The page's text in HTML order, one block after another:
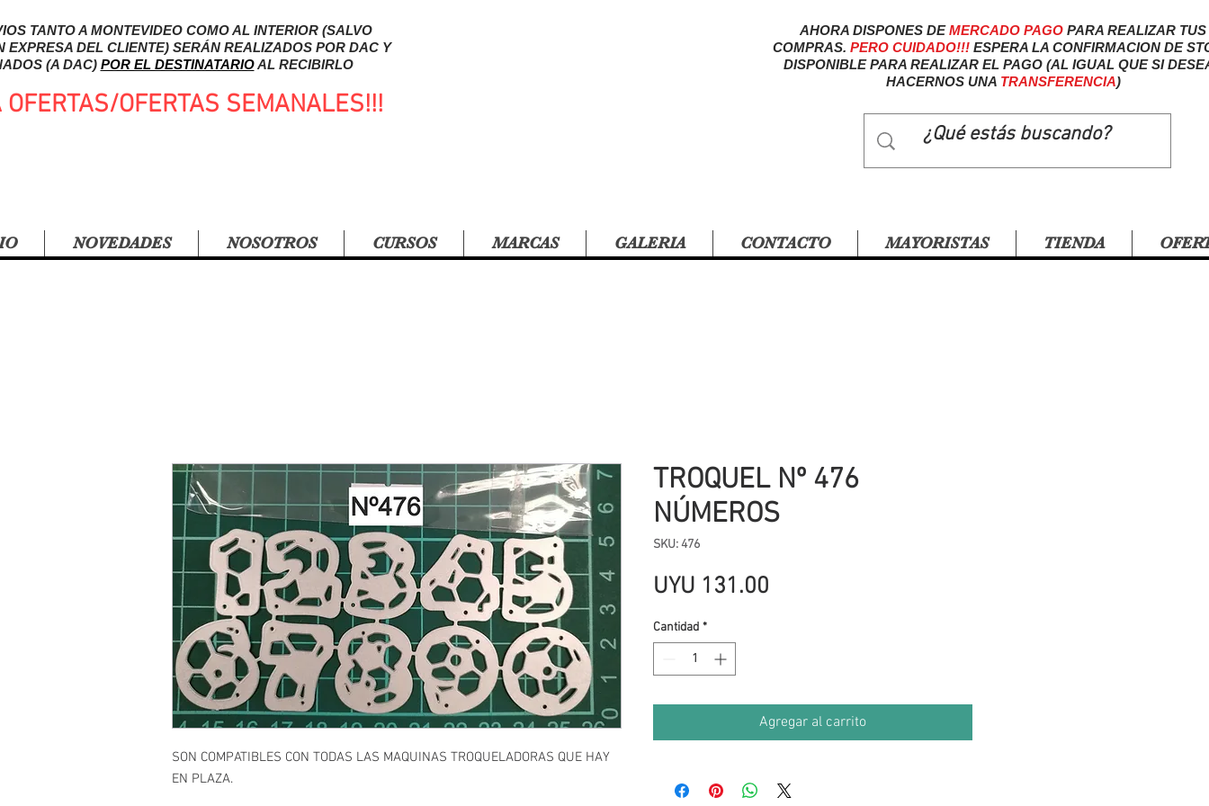
TANTO A MONTEVIDEO COMO AL INTERIOR (SALVO
EXPRESA DEL CLIENTE) SERÁN REALIZADOS POR DAC Y
(A DAC) POR EL DESTINATARIOAL RECIBIRLO
OFERTAS/OFERTAS SEMANALES!!!
AHORA DISPONES DEMERCADO PAGO PARA REALIZAR TUS
COMPRAS. PERO CUIDADO!!!ESPERA LA CONFIRMACION DE
DISPONIBLE PARA REALIZAR EL PAGO (AL IGUAL QUE SI
HACERNOS UNA TRANSFERENCIA)
NOVEDADES NOSOTROS CURSOS MARCAS GALERIA CONTACTO MAYORISTAS TIENDA
SON COMPATIBLES CON TODAS LAS MAQUINAS TROQUELADORAS QUE HAY
EN PLAZA.
TROQUEL Nº 476
NÚMEROS
SKU: 476
UYU 131.00
Cantidad *
Agregar al carrito